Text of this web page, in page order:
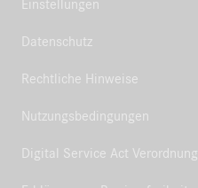
Einstellungen
Datenschutz
Rechtliche Hinweise
Nutzungsbedingungen
Digital Service Act Verordnung